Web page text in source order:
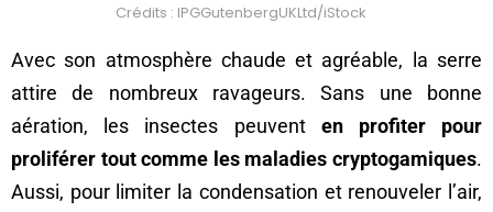
Crédits : IPGGutenbergUKLtd/iStock
Avec son atmosphère chaude et agréable, la serre
attire de nombreux ravageurs. Sans une bonne
aération, les insectes peuvent en profiter pour
proliférer tout comme les maladies cryptogamiques.
Aussi, pour limiter la condensation et renouveler l’air,